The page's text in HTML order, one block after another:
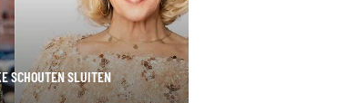
SCHOUTEN SLUITEN